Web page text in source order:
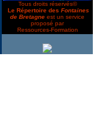
Tous droits réservés©
Le Répertoire des Fontaines
de Bretagne est un service
proposé par
Ressources-Formation